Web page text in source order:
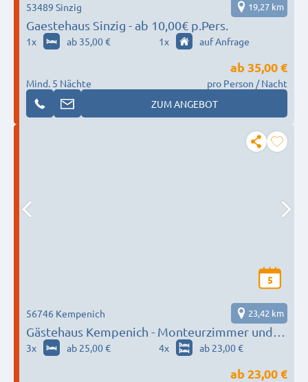
Gaestehaus Sinzig - ab 10,00€ p.Pers.
53489 Sinzig 19,27 km
1x ab 35,00 € 1x auf Anfrage
Mind. 5 Nächte
ab 35,00 €
pro Person / Nacht
ZUM ANGEBOT
5
Gästehaus Kempenich - Monteurzimmer und
Ferienwohnung
56746 Kempenich 23,42 km
3x ab 25,00 € 4x ab 23,00 €
ab 23,00 €